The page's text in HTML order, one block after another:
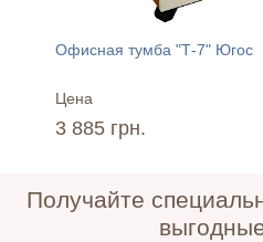
Офисная тумба "Т-7" Югос
Цена
3 885 грн.
Получайте